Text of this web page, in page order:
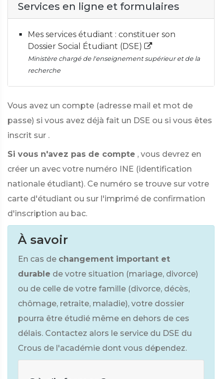
Services en ligne et formulaires
Mes services étudiant : constituer son
Dossier Social Étudiant (DSE)
Ministère chargé de l'enseignement supérieur et de la
recherche
Vous avez un compte (adresse mail et mot de
passe) si vous avez déjà fait un DSE ou si vous êtes
inscrit sur .
Si vous n'avez pas de compte , vous devrez en
créer un avec votre numéro INE (identification
nationale étudiant). Ce numéro se trouve sur votre
carte d'étudiant ou sur l'imprimé de confirmation
d'inscription au bac.
À savoir
En cas de changement important et
durable de votre situation (mariage, divorce)
ou de celle de votre famille (divorce, décès,
chômage, retraite, maladie), votre dossier
pourra être étudié même en dehors de ces
délais. Contactez alors le service du DSE du
Crous de l'académie dont vous dépendez.